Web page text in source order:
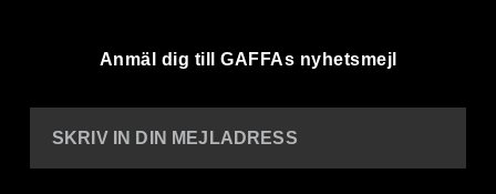
Anmäl dig till GAFFAs nyhetsmejl
SKRIV IN DIN MEJLADRESS